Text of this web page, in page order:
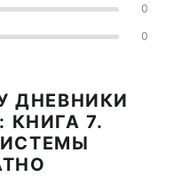
0
0
ДНЕВНИКИ
КНИГА 7.